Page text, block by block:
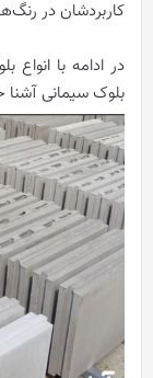
کاربردشان در
در ادامه با انواع
بلوک سیمانی